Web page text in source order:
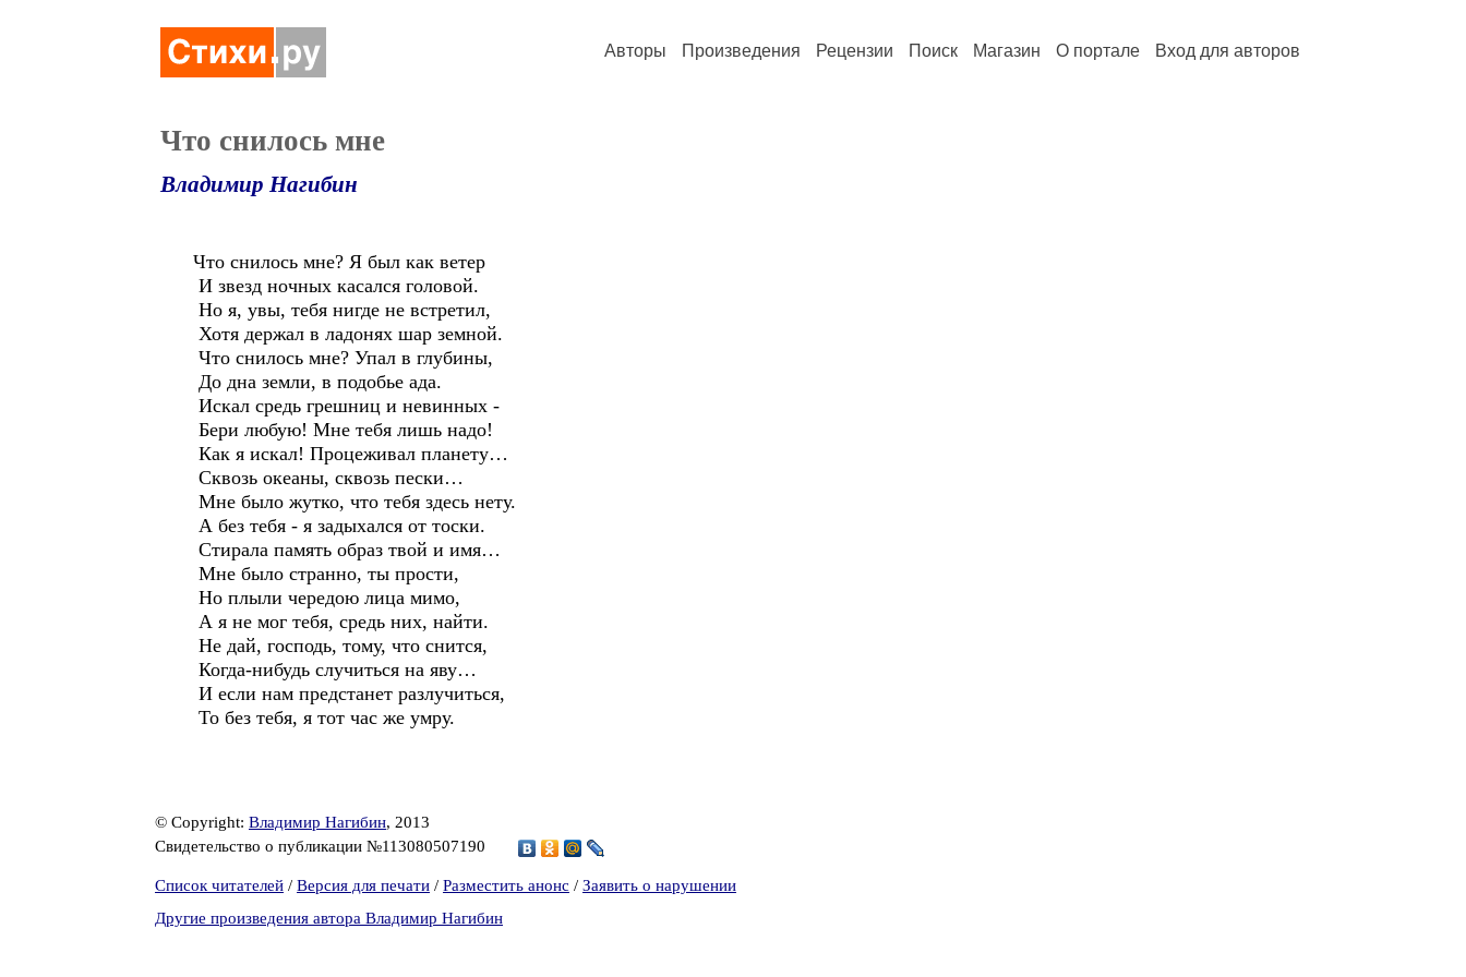
Авторы Произведения Рецензии Поиск Магазин О портале Вход для авторов
Что снилось мне
Владимир Нагибин
Что снилось мне? Я был как ветер
И звезд ночных касался головой.
Но я, увы, тебя нигде не встретил,
Хотя держал в ладонях шар земной.
Что снилось мне? Упал в глубины,
До дна земли, в подобье ада.
Искал средь грешниц и невинных -
Бери любую! Мне тебя лишь надо!
Как я искал! Процеживал планету…
Сквозь океаны, сквозь пески…
Мне было жутко, что тебя здесь нету.
А без тебя - я задыхался от тоски.
Стирала память образ твой и имя…
Мне было странно, ты прости,
Но плыли чередою лица мимо,
А я не мог тебя, средь них, найти.
Не дай, господь, тому, что снится,
Когда-нибудь случиться на яву…
И если нам предстанет разлучиться,
То без тебя, я тот час же умру.
© Copyright: Владимир Нагибин, 2013
Свидетельство о публикации №113080507190
Список читателей / Версия для печати / Разместить анонс / Заявить о нарушении
Другие произведения автора Владимир Нагибин